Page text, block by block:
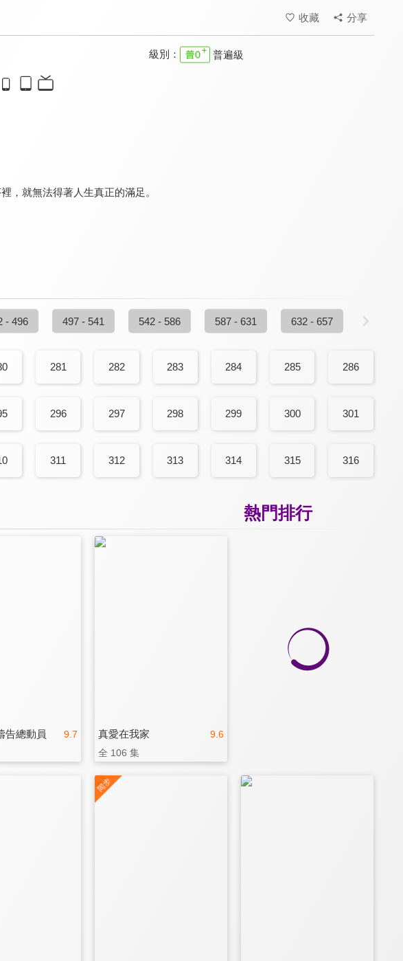
更新至第 720 集
收藏 分享
級別： 普遍級
，就無法得著人生真正的滿足。
- 496 497 - 541 542 - 586 587 - 631 632 - 657
281 282 283 284 285 286
296 297 298 299 300 301
311 312 313 314 315 316
熱門排行
9.7
告總動員 9.6
真愛在我家
全 106 集